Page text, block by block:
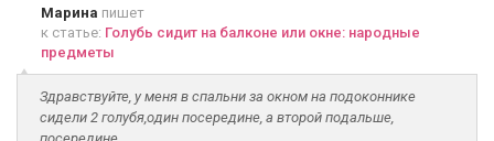
Марина пишет
к статье: Голубь сидит на балконе или окне: народные
предметы
Здравствуйте, у меня в спальни за окном на подоконнике
сидели 2 голубя,один посередине, а второй подальше,